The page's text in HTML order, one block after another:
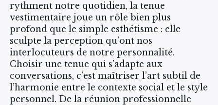
rythment notre quotidien, la tenue
vestimentaire joue un rôle bien plus
profond que le simple esthétisme : elle
sculpte la perception qu’ont nos
interlocuteurs de notre personnalité.
Choisir une tenue qui s’adapte aux
conversations, c’est maîtriser l’art subtil de
l’harmonie entre le contexte social et le style
personnel. De la réunion professionnelle